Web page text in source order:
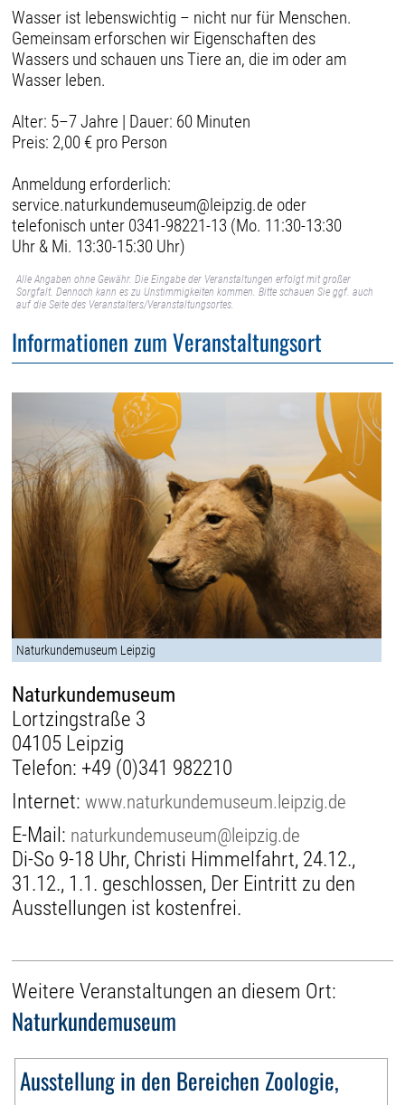
Wasser ist lebenswichtig – nicht nur für Menschen.
Gemeinsam erforschen wir Eigenschaften des
Wassers und schauen uns Tiere an, die im oder am
Wasser leben.
Alter: 5–7 Jahre | Dauer: 60 Minuten
Preis: 2,00 € pro Person
Anmeldung erforderlich:
service.naturkundemuseum@leipzig.de oder
telefonisch unter 0341-98221-13 (Mo. 11:30-13:30
Uhr & Mi. 13:30-15:30 Uhr)
Alle Angaben ohne Gewähr. Die Eingabe der Veranstaltungen erfolgt mit großer
Sorgfalt. Dennoch kann es zu Unstimmigkeiten kommen. Bitte schauen Sie ggf. auch
auf die Seite des Veranstalters/Veranstaltungsortes.
Informationen zum Veranstaltungsort
Naturkundemuseum Leipzig
Naturkundemuseum
Lortzingstraße 3
04105 Leipzig
Telefon: +49 (0)341 982210
Internet:www.naturkundemuseum.leipzig.de
E-Mail: naturkundemuseum@leipzig.de
Di-So 9-18 Uhr, Christi Himmelfahrt, 24.12.,
31.12., 1.1. geschlossen, Der Eintritt zu den
Ausstellungen ist kostenfrei.
Weitere Veranstaltungen an diesem Ort:
Naturkundemuseum
Ausstellung in den Bereichen Zoologie,